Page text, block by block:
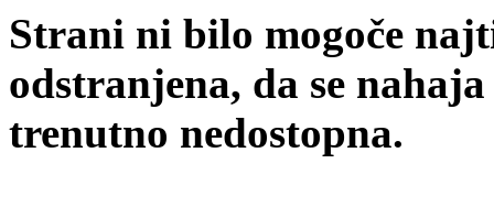
Strani ni bilo mogoče
odstranjena, da se
trenutno nedostopna.